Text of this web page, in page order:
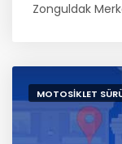
Zonguldak
MOTOSIKLET